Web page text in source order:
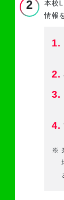
2 本校
情報
1.
2.
3.
4.
※